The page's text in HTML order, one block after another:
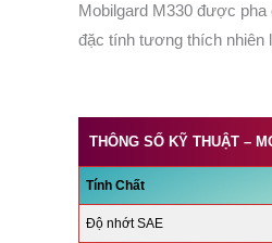
Mobilgard M330 được
đặc tính tương thích nhiên
THÔNG SỐ KỸ THUẬT –
Tính Chất
Độ nhớt SAE